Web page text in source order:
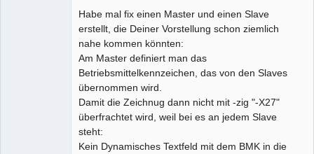
Habe mal fix einen Master und einen Slave
erstellt, die Deiner Vorstellung schon ziemlich
nahe kommen könnten:
Am Master definiert man das
Betriebsmittelkennzeichen, das von den Slaves
übernommen wird.
Damit die Zeichnug dann nicht mit -zig "-X27"
überfrachtet wird, weil bei es an jedem Slave
steht:
Kein Dynamisches Textfeld mit dem BMK in die